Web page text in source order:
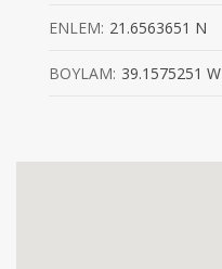
ENLEM: 21.6563651 N
BOYLAM: 39.1575251 W